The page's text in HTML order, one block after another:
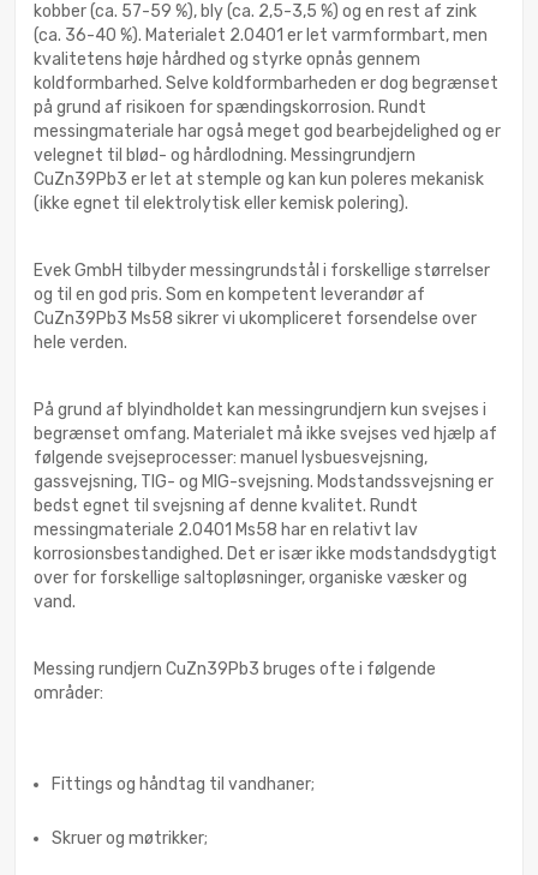
kobber (ca. 57-59 %), bly (ca. 2,5-3,5 %) og en rest af zink
(ca. 36-40 %). Materialet 2.0401 er let varmformbart, men
kvalitetens høje hårdhed og styrke opnås gennem
koldformbarhed. Selve koldformbarheden er dog begrænset
på grund af risikoen for spændingskorrosion. Rundt
messingmateriale har også meget god bearbejdelighed og er
velegnet til blød- og hårdlodning. Messingrundjern
CuZn39Pb3 er let at stemple og kan kun poleres mekanisk
(ikke egnet til elektrolytisk eller kemisk polering).
Evek GmbH tilbyder messingrundstål i forskellige størrelser
og til en god pris. Som en kompetent leverandør af
CuZn39Pb3 Ms58 sikrer vi ukompliceret forsendelse over
hele verden.
På grund af blyindholdet kan messingrundjern kun svejses i
begrænset omfang. Materialet må ikke svejses ved hjælp af
følgende svejseprocesser: manuel lysbuesvejsning,
gassvejsning, TIG- og MIG-svejsning. Modstandssvejsning er
bedst egnet til svejsning af denne kvalitet. Rundt
messingmateriale 2.0401 Ms58 har en relativt lav
korrosionsbestandighed. Det er især ikke modstandsdygtigt
over for forskellige saltopløsninger, organiske væsker og
vand.
Messing rundjern CuZn39Pb3 bruges ofte i følgende
områder:
Fittings og håndtag til vandhaner;
Skruer og møtrikker;